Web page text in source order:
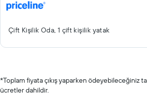
Çift ​Kişilik Oda, 1 çift kişilik yatak
*Toplam fiyata çıkış yaparken ödeyebileceğiniz
ücretler dahildir.